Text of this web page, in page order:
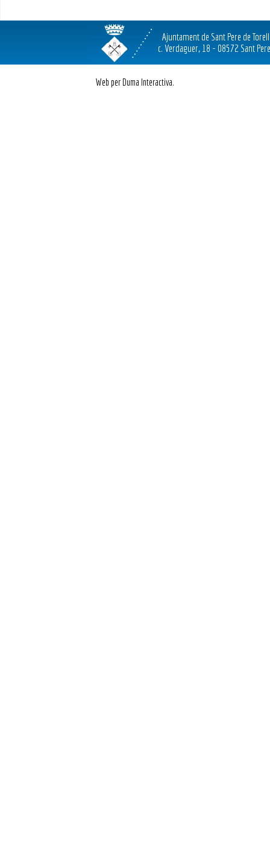
Ajuntament de Sant Pere de
c. Verdaguer, 18 - 08572 Sant
Web per Duma Interactiva.